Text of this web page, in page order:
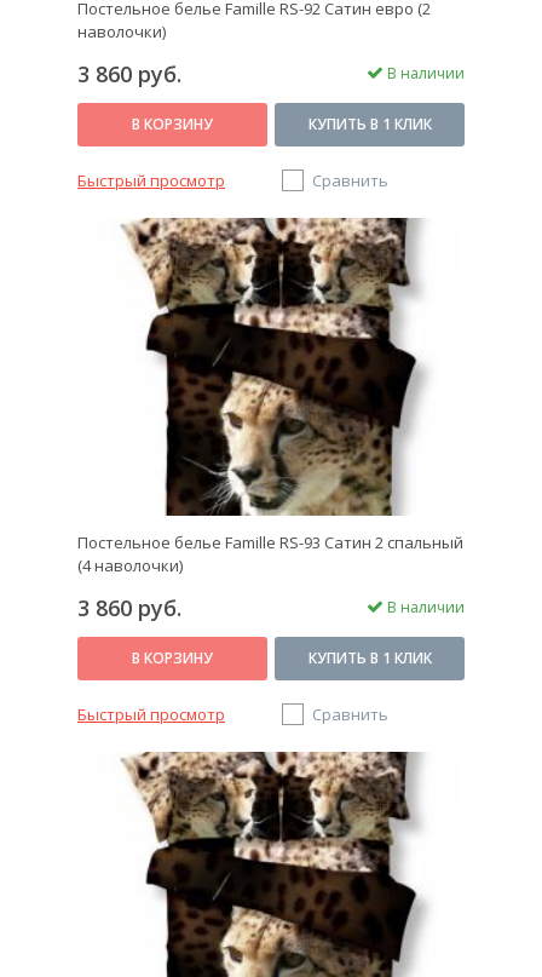
Постельное белье Famille RS-92 Сатин евро (2
наволочки)
3 860 руб. В наличии
В КОРЗИНУ КУПИТЬ В 1 КЛИК
Быстрый просмотр Сравнить
Постельное белье Famille RS-93 Сатин 2 спальный
(4 наволочки)
3 860 руб. В наличии
В КОРЗИНУ КУПИТЬ В 1 КЛИК
Быстрый просмотр Сравнить